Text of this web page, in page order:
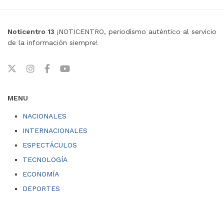
Noticentro 13 ¡NOTICENTRO, periodismo auténtico al servicio
de la información siempre!
MENU
NACIONALES
INTERNACIONALES
ESPECTÁCULOS
TECNOLOGÍA
ECONOMÍA
DEPORTES